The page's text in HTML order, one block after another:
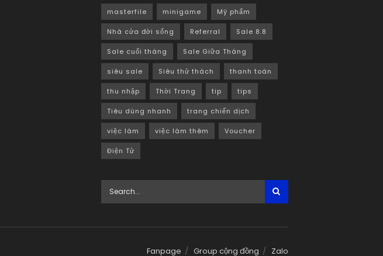
masterfile minigame Mỹ phẩm
Nhà cửa đời sống Referral Sale 8.8
Sale cuối tháng Sale Giữa Tháng
siêu sale Siêu thử thách thanh toán
thu nhập Thời Trang tip tips
Tiêu dùng nhanh trang chiến dịch
việc làm việc làm thêm Voucher
Điện Tử
Fanpage Group cộng đồng Zalo